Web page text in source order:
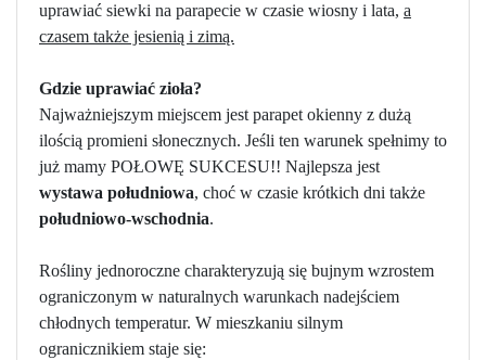
uprawiać siewki na parapecie w czasie wiosny i lata, a
czasem także jesienią i zimą.
Gdzie uprawiać zioła?
Najważniejszym miejscem jest parapet okienny z dużą
ilością promieni słonecznych. Jeśli ten warunek spełnimy to
już mamy POŁOWĘ SUKCESU!! Najlepsza jest
wystawa południowa, choć w czasie krótkich dni także
południowo-wschodnia.
Rośliny jednoroczne charakteryzują się bujnym wzrostem
ograniczonym w naturalnych warunkach nadejściem
chłodnych temperatur. W mieszkaniu silnym
ogranicznikiem staje się: